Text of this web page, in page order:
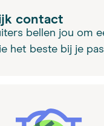
contact
bellen jou om
het beste bij je